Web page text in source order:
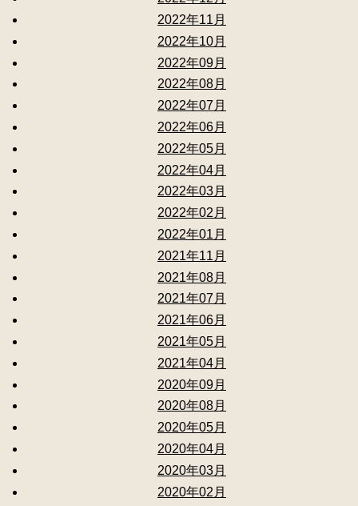
2022年11月
2022年10月
2022年09月
2022年08月
2022年07月
2022年06月
2022年05月
2022年04月
2022年03月
2022年02月
2022年01月
2021年11月
2021年08月
2021年07月
2021年06月
2021年05月
2021年04月
2020年09月
2020年08月
2020年05月
2020年04月
2020年03月
2020年02月